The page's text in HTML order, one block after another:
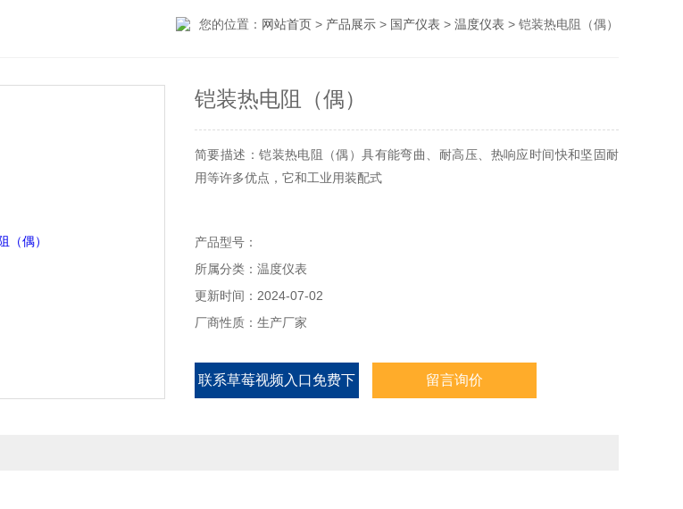
您的位置： 网站首页 > 产品展示 > 国产仪表 > 温度仪表 > 铠装热电阻（偶）
铠装热电阻（偶）
简要描述：铠装热电阻（偶）具有能弯曲、耐高压、热响应时间快和坚固耐
用等许多优点，它和工业用装配式
产品型号：
所属分类：温度仪表
更新时间：2024-07-02
厂商性质：生产厂家
联系草莓视频入口免费下 留言询价